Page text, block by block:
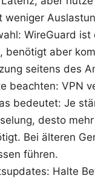
weniger
WireGuard ist
benötigt aber
seitens des
beachten: VPN
bedeutet: Je
desto
Bei älteren
führen.
Halte